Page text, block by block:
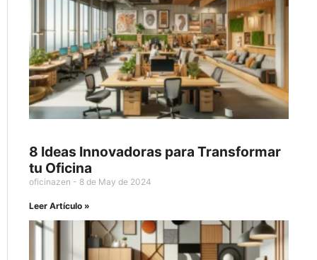
8 Ideas Innovadoras para Transformar
tu Oficina
oficinazen 8 de May de 2024
Leer Artículo »